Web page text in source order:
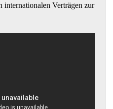
Verträgen zur